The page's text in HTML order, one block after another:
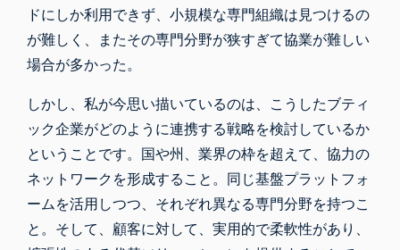
ドにしか利用できず、小規模な専門組織は見つけるの
が難しく、またその専門分野が狭すぎて協業が難しい
場合が多かった。
しかし、私が今思い描いているのは、こうしたブティ
ック企業がどのように連携する戦略を検討しているか
ということです。国や州、業界の枠を超えて、協力の
ネットワークを形成すること。同じ基盤プラットフォ
ームを活用しつつ、それぞれ異なる専門分野を持つこ
と。そして、顧客に対して、実用的で柔軟性があり、